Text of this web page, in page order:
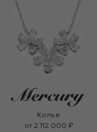
Mercury
Колье
от 2 112 000 ₽